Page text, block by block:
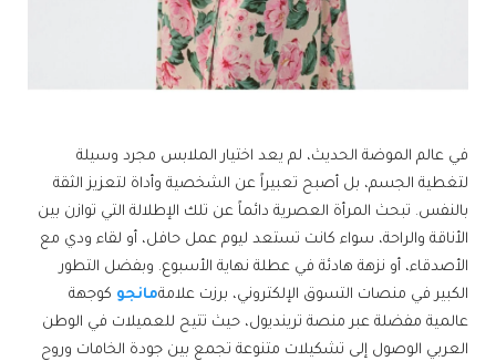
في عالم الموضة الحديث، لم يعد اختيار الملابس مجرد وسيلة
لتغطية الجسم، بل أصبح تعبيراً عن الشخصية وأداة لتعزيز الثقة
بالنفس. تبحث المرأة العصرية دائماً عن تلك الإطلالة التي توازن بين
الأناقة والراحة، سواء كانت تستعد ليوم عمل حافل، أو لقاء ودي مع
الأصدقاء، أو نزهة هادئة في عطلة نهاية الأسبوع. وبفضل التطور
الكبير في منصات التسوق الإلكتروني، برزت علامةمانجو كوجهة
عالمية مفضلة عبر منصة ترينديول، حيث تتيح للعميلات في الوطن
العربي الوصول إلى تشكيلات متنوعة تجمع بين جودة الخامات وروح